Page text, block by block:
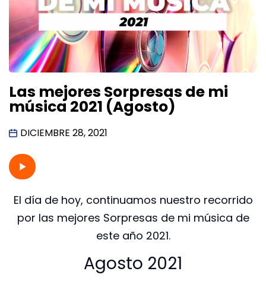
Las mejores Sorpresas de mi
música 2021 (Agosto)
DICIEMBRE 28, 2021
El día de hoy, continuamos nuestro recorrido
por las mejores Sorpresas de mi música de
este año 2021.
Agosto 2021